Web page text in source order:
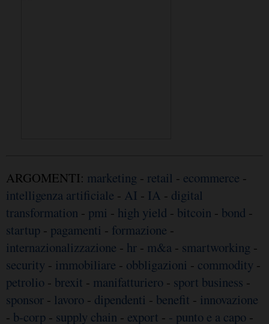
ARGOMENTI: marketing - retail - ecommerce -
intelligenza artificiale - AI - IA - digital
transformation - pmi - high yield - bitcoin - bond -
startup - pagamenti - formazione -
internazionalizzazione - hr - m&a - smartworking -
security - immobiliare - obbligazioni - commodity -
petrolio - brexit - manifatturiero - sport business -
sponsor - lavoro - dipendenti - benefit - innovazione
- b-corp - supply chain - export - - punto e a capo -